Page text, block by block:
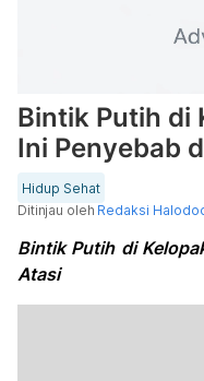
Bintik Putih di
Ini Penyebab
Hidup Sehat
Ditinjau oleh Redaksi
Bintik Putih di
Atasi